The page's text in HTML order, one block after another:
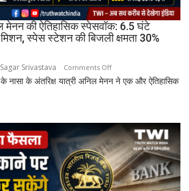
4
के
साथ
रेंज
मेनन की ऐतिहासिक स्पेसवॉक: 6.5 घंटे
मिशन, स्पेस स्टेशन की बिजली क्षमता 30%
Sagar Srivastava Comments Offon
भारतीय
मेनन
की
ऐतिहासिक
स्पेसवॉक:
6.5
नासा के अंतरिक्ष यात्री अनिल मेनन ने एक और ऐतिहासिक